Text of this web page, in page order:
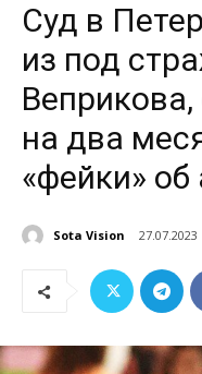
Суд в
из под
на два
«фейки»
Sota Vision 27.07.2023